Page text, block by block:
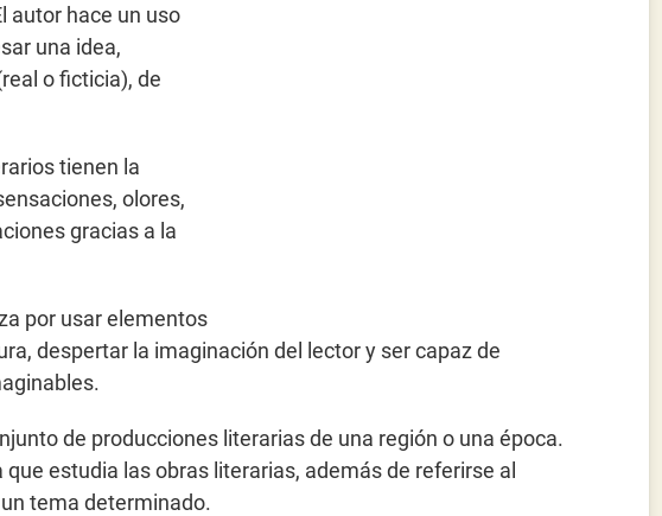
autor hace un uso
una idea,
o ficticia), de
tienen la
olores,
gracias a la
por usar elementos
despertar la imaginación del lector y ser capaz de
de producciones literarias de una región o una época.
estudia las obras literarias, además de referirse al
tema determinado.